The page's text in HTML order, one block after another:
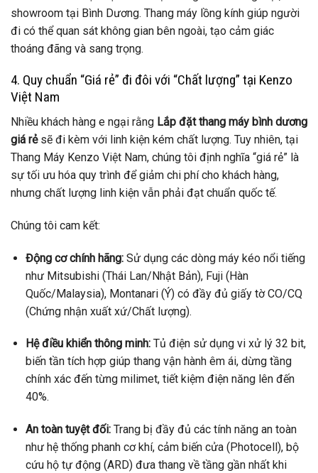
showroom tại Bình Dương. Thang máy lồng kính giúp người
đi có thể quan sát không gian bên ngoài, tạo cảm giác
thoáng đãng và sang trọng.
4. Quy chuẩn “Giá rẻ” đi đôi với “Chất lượng” tại Kenzo
Việt Nam
Nhiều khách hàng e ngại rằng Lắp đặt thang máy bình dương
giá rẻsẽ đi kèm với linh kiện kém chất lượng. Tuy nhiên, tại
Thang Máy Kenzo Việt Nam, chúng tôi định nghĩa “giá rẻ” là
sự tối ưu hóa quy trình để giảm chi phí cho khách hàng,
nhưng chất lượng linh kiện vẫn phải đạt chuẩn quốc tế.
Chúng tôi cam kết:
Động cơ chính hãng:Sử dụng các dòng máy kéo nổi tiếng
như Mitsubishi (Thái Lan/Nhật Bản), Fuji (Hàn
Quốc/Malaysia), Montanari (Ý) có đầy đủ giấy tờ CO/CQ
(Chứng nhận xuất xứ/Chất lượng).
Hệ điều khiển thông minh:Tủ điện sử dụng vi xử lý 32 bit,
biến tần tích hợp giúp thang vận hành êm ái, dừng tầng
chính xác đến từng milimet, tiết kiệm điện năng lên đến
40%.
An toàn tuyệt đối:Trang bị đầy đủ các tính năng an toàn
như hệ thống phanh cơ khí, cảm biến cửa (Photocell), bộ
cứu hộ tự động (ARD) đưa thang về tầng gần nhất khi